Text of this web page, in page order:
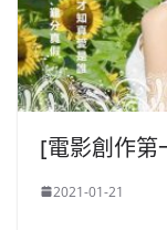
[電影創作第
2021-01-21